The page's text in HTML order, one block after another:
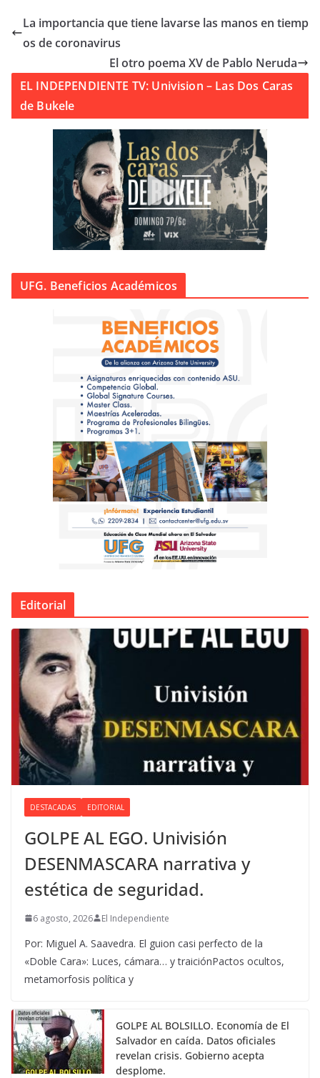
La importancia que tiene lavarse las manos en tiemp
os de coronavirus
El otro poema XV de Pablo Neruda
EL INDEPENDIENTE TV: Univision – Las Dos Caras
de Bukele
UFG. Beneficios Académicos
Editorial
DESTACADAS EDITORIAL
GOLPE AL EGO. Univisión
DESENMASCARA narrativa y
estética de seguridad.
6 agosto, 2026 El Independiente
Por: Miguel A. Saavedra. El guion casi perfecto de la
«Doble Cara»: Luces, cámara… y traiciónPactos ocultos,
metamorfosis política y
GOLPE AL BOLSILLO. Economía de El
Salvador en caída. Datos oficiales
revelan crisis. Gobierno acepta
desplome.